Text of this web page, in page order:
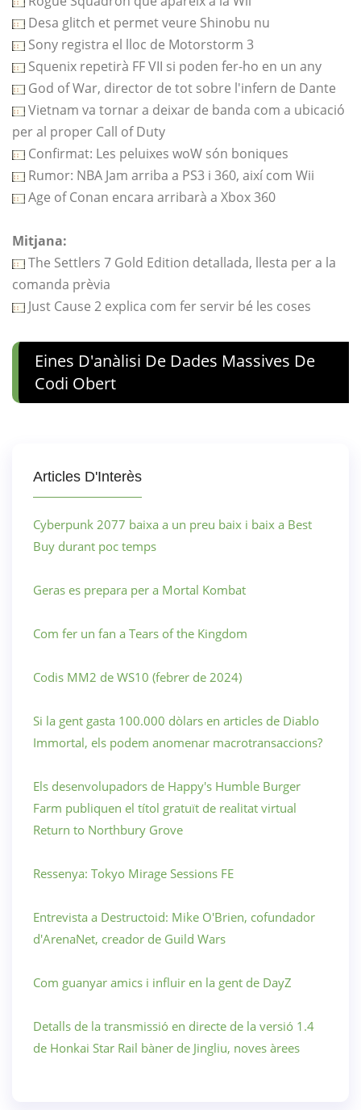
Desa glitch et permet veure Shinobu nu
Sony registra el lloc de Motorstorm 3
Squenix repetirà FF VII si poden fer-ho en un any
God of War, director de tot sobre l'infern de Dante
Vietnam va tornar a deixar de banda com a ubicació
per al proper Call of Duty
Confirmat: Les peluixes woW són boniques
Rumor: NBA Jam arriba a PS3 i 360, així com Wii
Age of Conan encara arribarà a Xbox 360
Mitjana:
The Settlers 7 Gold Edition detallada, llesta per a la
comanda prèvia
Just Cause 2 explica com fer servir bé les coses
Eines D'anàlisi De Dades Massives De
Codi Obert
Articles D'Interès
Cyberpunk 2077 baixa a un preu baix i baix a Best
Buy durant poc temps
Geras es prepara per a Mortal Kombat
Com fer un fan a Tears of the Kingdom
Codis MM2 de WS10 (febrer de 2024)
Si la gent gasta 100.000 dòlars en articles de Diablo
Immortal, els podem anomenar macrotransaccions?
Els desenvolupadors de Happy's Humble Burger
Farm publiquen el títol gratuït de realitat virtual
Return to Northbury Grove
Ressenya: Tokyo Mirage Sessions FE
Entrevista a Destructoid: Mike O'Brien, cofundador
d'ArenaNet, creador de Guild Wars
Com guanyar amics i influir en la gent de DayZ
Detalls de la transmissió en directe de la versió 1.4
de Honkai Star Rail bàner de Jingliu, noves àrees